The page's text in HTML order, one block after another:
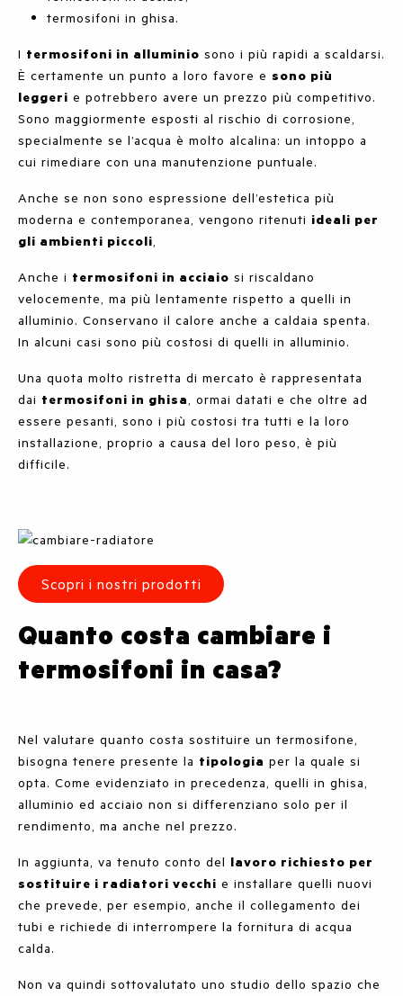
termosifoni in ghisa.
I termosifoni in alluminio sono i più rapidi a scaldarsi.
È certamente un punto a loro favore e sono più
leggeri e potrebbero avere un prezzo più competitivo.
Sono maggiormente esposti al rischio di corrosione,
specialmente se l’acqua è molto alcalina: un intoppo a
cui rimediare con una manutenzione puntuale.
Anche se non sono espressione dell’estetica più
moderna e contemporanea, vengono ritenuti ideali per
gli ambienti piccoli,
Anche i termosifoni in acciaio si riscaldano
velocemente, ma più lentamente rispetto a quelli in
alluminio. Conservano il calore anche a caldaia spenta.
In alcuni casi sono più costosi di quelli in alluminio.
Una quota molto ristretta di mercato è rappresentata
dai termosifoni in ghisa, ormai datati e che oltre ad
essere pesanti, sono i più costosi tra tutti e la loro
installazione, proprio a causa del loro peso, è più
difficile.
Scopri i nostri prodotti
Quanto costa cambiare i
termosifoni in casa?
Nel valutare quanto costa sostituire un termosifone,
bisogna tenere presente la tipologia per la quale si
opta. Come evidenziato in precedenza, quelli in ghisa,
alluminio ed acciaio non si differenziano solo per il
rendimento, ma anche nel prezzo.
In aggiunta, va tenuto conto del lavoro richiesto per
sostituire i radiatori vecchi e installare quelli nuovi
che prevede, per esempio, anche il collegamento dei
tubi e richiede di interrompere la fornitura di acqua
calda.
Non va quindi sottovalutato uno studio dello spazio che